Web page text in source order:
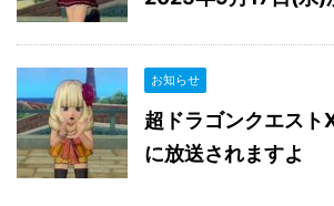
お知らせ
超ドラゴンクエスト
に放送されますよ